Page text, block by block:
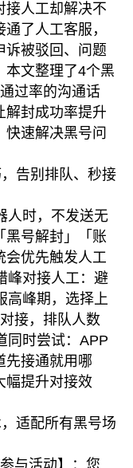
接人工却解决不
了人工客服，
诉被驳回、问题
本文整理了4个黑
过率的沟通话
解封成功率提升
速解决黑号问
告别排队、秒接
人时，不发送无
黑号解封」「账
会优先触发人工
峰对接人工：避
高峰期，选择上
接，排队人数
同时尝试：APP
先接通就用哪
幅提升对接效
适配所有黑号场
与活动】：您